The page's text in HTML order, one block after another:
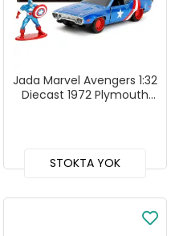
Jada Marvel Avengers 1:32
Diecast 1972 Plymouth
STOKTA YOK